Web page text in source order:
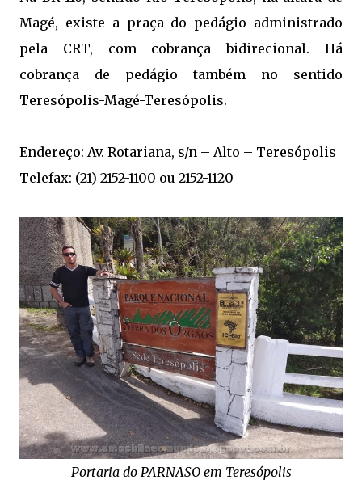
Magé, existe a praça do pedágio administrado
pela CRT, com cobrança bidirecional. Há
cobrança de pedágio também no sentido
Teresópolis-Magé-Teresópolis.
Endereço: Av. Rotariana, s/n – Alto – Teresópolis
Telefax: (21) 2152-1100 ou 2152-1120
Portaria do PARNASO em Teresópolis